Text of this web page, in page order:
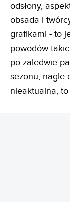
odsłony,
obsada i
grafikami - to
powodów
po zaledwie
sezonu, nagle
nieaktualna,